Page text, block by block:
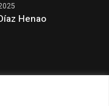
Henao